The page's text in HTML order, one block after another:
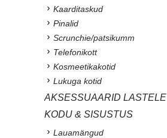
Kaarditaskud
Pinalid
Scrunchie/patsikumm
Telefonikott
Kosmeetikakotid
Lukuga kotid
AKSESSUAARID LASTELE
KODU & SISUSTUS
Lauamängud